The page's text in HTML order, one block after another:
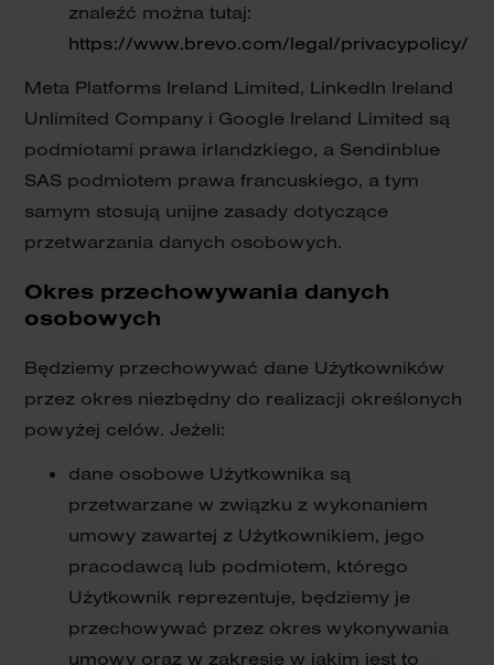
znaleźć można tutaj:
https://www.brevo.com/legal/privacypolicy/
Meta Platforms Ireland Limited, LinkedIn Ireland
Unlimited Company i Google Ireland Limited są
podmiotami prawa irlandzkiego, a Sendinblue
SAS podmiotem prawa francuskiego, a tym
samym stosują unijne zasady dotyczące
przetwarzania danych osobowych.
Okres przechowywania danych
osobowych
Będziemy przechowywać dane Użytkowników
przez okres niezbędny do realizacji określonych
powyżej celów. Jeżeli:
dane osobowe Użytkownika są
przetwarzane w związku z wykonaniem
umowy zawartej z Użytkownikiem, jego
pracodawcą lub podmiotem, którego
Użytkownik reprezentuje, będziemy je
przechowywać przez okres wykonywania
umowy oraz w zakresie w jakim jest to